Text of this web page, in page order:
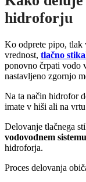
hidroforju
Ko odprete pipo, tlak
vrednost, tlačno
ponovno črpati vodo
nastavljeno zgornjo
Na ta način hidrofor
imate v hiši ali na
Delovanje tlačnega
vodovodnem sistemu
hidroforja.
Proces delovanja